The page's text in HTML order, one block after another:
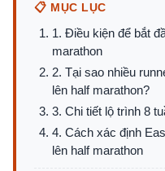
📋 MỤC LỤC
1. Điều kiện để bắt
marathon
2. Tại sao nhiều
lên half marathon?
3. Chi tiết lộ trình 8
4. Cách xác định
lên half marathon